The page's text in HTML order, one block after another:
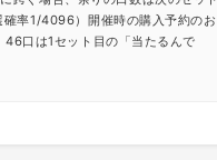
率1/4096）開催時の購入予約のお
口は1セット目の「当たるんで